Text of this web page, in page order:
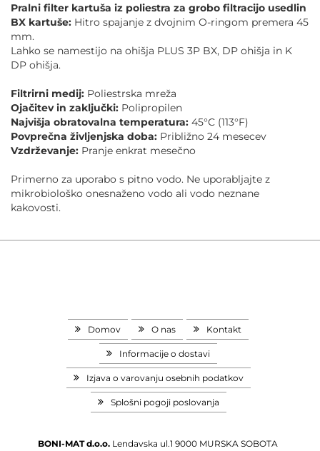
Pralni filter kartuša iz poliestra za grobo filtracijo usedlin
BX kartuše: Hitro spajanje z dvojnim O-ringom premera 45
mm.
Lahko se namestijo na ohišja PLUS 3P BX, DP ohišja in K
DP ohišja.
Filtrirni medij: Poliestrska mreža
Ojačitev in zaključki: Polipropilen
Najvišja obratovalna temperatura: 45°C (113°F)
Povprečna življenjska doba: Približno 24 mesecev
Vzdrževanje: Pranje enkrat mesečno
Primerno za uporabo s pitno vodo. Ne uporabljajte z
mikrobiološko onesnaženo vodo ali vodo neznane
kakovosti.
Domov O nas Kontakt
Informacije o dostavi
Izjava o varovanju osebnih podatkov
Splošni pogoji poslovanja
BONI-MAT d.o.o. Lendavska ul.1 9000 MURSKA SOBOTA